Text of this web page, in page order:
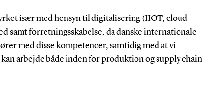
især med hensyn til digitalisering (IIOT, cloud
samt forretningsskabelse, da danske internationale
med disse kompetencer, samtidig med at vi
arbejde både inden for produktion og supply chain